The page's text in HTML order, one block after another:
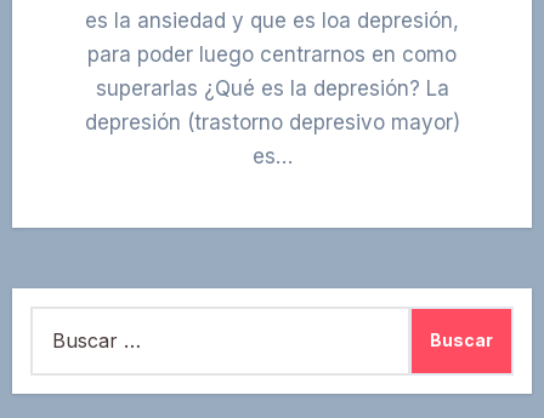
es la ansiedad y que es loa depresión,
para poder luego centrarnos en como
superarlas ¿Qué es la depresión? La
depresión (trastorno depresivo mayor)
es…